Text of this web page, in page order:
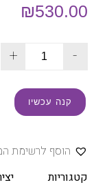
₪530.00
-
+
קנה עכשיו
הוסף לרשימת
קטגוריות